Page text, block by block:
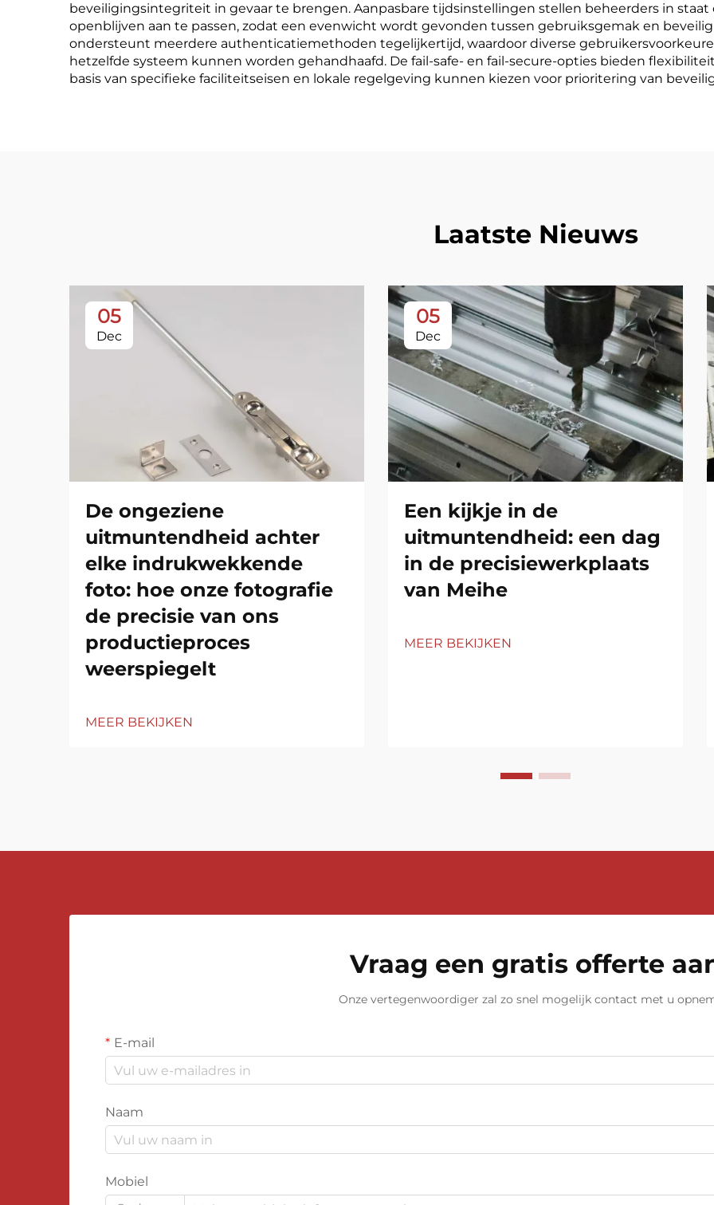
beveiligingsintegriteit in gevaar te brengen. Aanpasbare tijdsinstellingen stellen beheerders in
openblijven aan te passen, zodat een evenwicht wordt gevonden tussen gebruiksgemak en
ondersteunt meerdere authenticatiemethoden tegelijkertijd, waardoor diverse
hetzelfde systeem kunnen worden gehandhaafd. De fail-safe- en fail-secure-opties bieden
basis van specifieke faciliteitseisen en lokale regelgeving kunnen kiezen voor prioritering van
Laatste Nieuws
05
Dec
De ongeziene
uitmuntendheid achter
elke indrukwekkende
foto: hoe onze fotografie
de precisie van ons
productieproces
weerspiegelt
MEER BEKIJKEN
05
Dec
Een kijkje in de
uitmuntendheid: een dag
in de precisiewerkplaats
van Meihe
MEER BEKIJKEN
Vraag een gratis offerte
Onze vertegenwoordiger zal zo snel mogelijk contact met u
E-mail
Naam
Mobiel